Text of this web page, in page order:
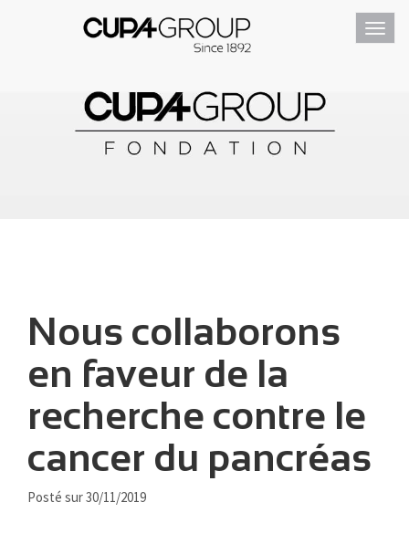
Nous collaborons
en faveur de la
recherche contre le
cancer du pancréas
Posté sur 30/11/2019